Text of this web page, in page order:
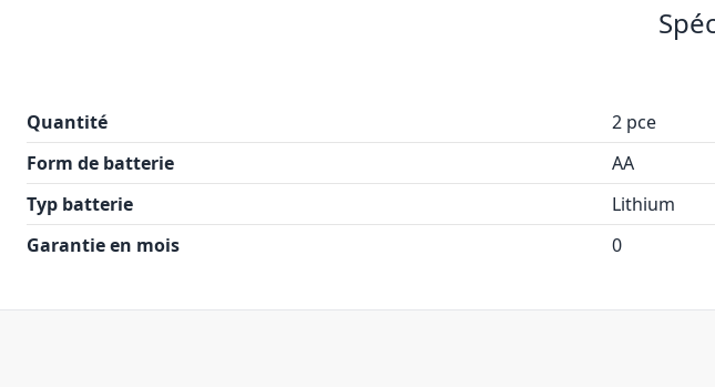
Quantité
2 pce
Form de batterie
AA
Typ batterie
Lithium
Garantie en mois
0